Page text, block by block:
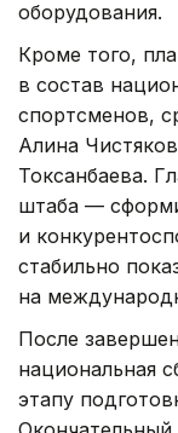
оборудования.
Кроме того,
в состав
спортсменов,
Алина
Токсанбаева.
штаба —
и
стабильно
на
После
национальная
этапу